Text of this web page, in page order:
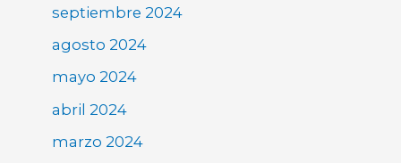
septiembre 2024
agosto 2024
mayo 2024
abril 2024
marzo 2024